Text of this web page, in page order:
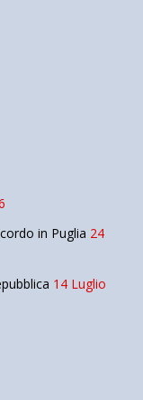
in Puglia 24
14 Luglio